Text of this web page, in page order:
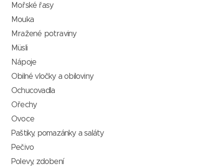
Mořské řasy
Mouka
Mražené potraviny
Müsli
Nápoje
Obilné vločky a obiloviny
Ochucovadla
Ořechy
Ovoce
Paštiky, pomazánky a saláty
Pečivo
Polevy, zdobení